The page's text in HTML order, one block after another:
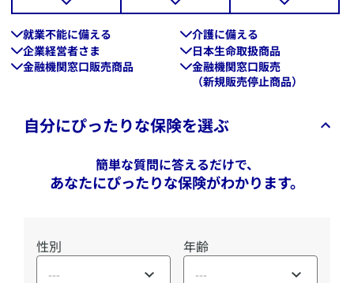
就業不能に備える
介護に備える
企業経営者さま
日本生命取扱商品
金融機関窓口販売商品
金融機関窓口販売
（新規販売停止商品）
自分にぴったりな保険を選ぶ
簡単な質問に答えるだけで、
あなたにぴったりな保険がわかります。
性別
---
年齢
---